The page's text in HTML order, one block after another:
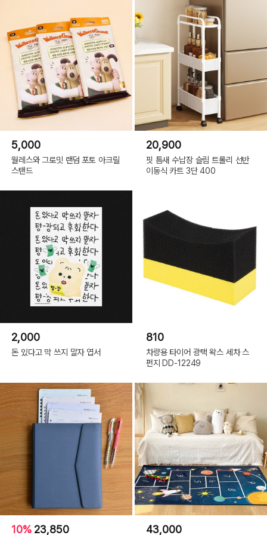
5,000
월레스와 그로밋 랜덤 포토 아크릴
스탠드
20,900
핏 틈새 수납장 슬림 트롤리 선반
이동식 카트 3단 400
2,000
돈 있다고 막 쓰지 말자 엽서
810
차량용 타이어 광택 왁스 세차 스
펀지 DD-12249
10% 23,850 43,000